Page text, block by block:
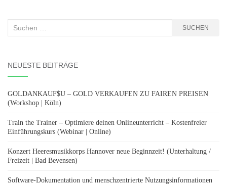
Suchen
SUCHEN
NEUESTE BEITRÄGE
GOLDANKAUF$U – GOLD VERKAUFEN ZU FAIREN PREISEN
(Workshop | Köln)
Train the Trainer – Optimiere deinen Onlineunterricht – Kostenfreier
Einführungskurs (Webinar | Online)
Konzert Heeresmusikkorps Hannover neue Beginnzeit! (Unterhaltung /
Freizeit | Bad Bevensen)
Software-Dokumentation und menschzentrierte Nutzungsinformationen